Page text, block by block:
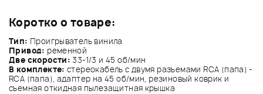
Коротко о товаре:
Тип: Проигрыватель винила
Привод: ременной
Две скорости: 33-1/3 и 45 об/мин
В комплекте:стереокабель с двумя разъемами RCA (папа) -
RCA (папа), адаптер на 45 об/мин, резиновый коврик и
съемная откидная пылезащитная крышка